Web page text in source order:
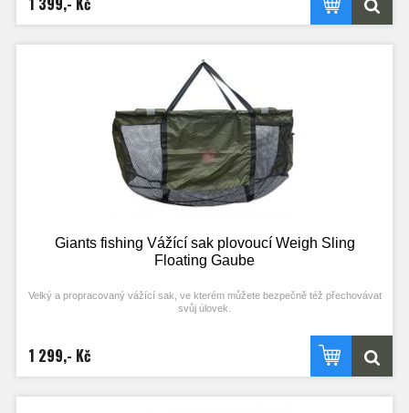
kladen na síťové otvory, aby k úlovku proudil dostatek prokysličené vody. Z
saku u břehu. To vše je ukryto v kapsičce na suchý zip. Je dodáván včetně
nepromokavého obalu, který je zevnitř pogumovaný, takže zabrání úniku vody a
pachu ze saku.
Rozměry:
Délka: 120 cm
Šířka: 29 cm
Výška 65 cm
Hmotnost: 1,1 kg
Barva: maskáčový vzor
Giants fishing Vážící sak plovoucí Weigh Sling
Floating Gaube
Velký a propracovaný vážící sak, ve kterém můžete bezpečně též přechovávat
svůj úlovek.
Vážící sak má čtyři plováky, které mají reflexní pásky pro snadnou viditelnost v
noci. Ve vrchní centrální části je dvojitý popruh, který je zakončen ocelovými
kroužky a je určen k připojení váhy. Dvojité zipy jsou po celé délce. Velký důraz,
které je zakončeno plovákem s plastovým kolíkem, který je určen k zajištění
1 299,- Kč